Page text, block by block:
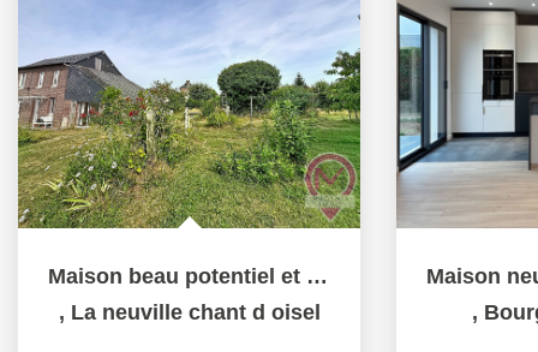
Maison beau potentiel et grand terrain
, La neuville chant d oisel ,